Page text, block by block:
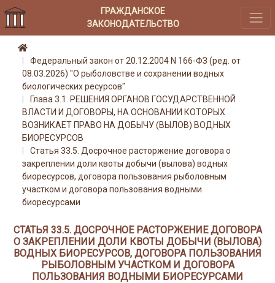
ГРАЖДАНСКОЕ
ЗАКОНОДАТЕЛЬСТВО
Федеральный закон от 20.12.2004 N 166-ФЗ (ред. от
08.03.2026) "О рыболовстве и сохранении водных
биологических ресурсов"
Глава 3.1. РЕШЕНИЯ ОРГАНОВ ГОСУДАРСТВЕННОЙ
ВЛАСТИ И ДОГОВОРЫ, НА ОСНОВАНИИ КОТОРЫХ
ВОЗНИКАЕТ ПРАВО НА ДОБЫЧУ (ВЫЛОВ) ВОДНЫХ
БИОРЕСУРСОВ
Статья 33.5. Досрочное расторжение договора о
закреплении доли квоты добычи (вылова) водных
биоресурсов, договора пользования рыболовным
участком и договора пользования водными
биоресурсами
СТАТЬЯ 33.5. ДОСРОЧНОЕ РАСТОРЖЕНИЕ ДОГОВОРА
О ЗАКРЕПЛЕНИИ ДОЛИ КВОТЫ ДОБЫЧИ (ВЫЛОВА)
ВОДНЫХ БИОРЕСУРСОВ, ДОГОВОРА ПОЛЬЗОВАНИЯ
РЫБОЛОВНЫМ УЧАСТКОМ И ДОГОВОРА
ПОЛЬЗОВАНИЯ ВОДНЫМИ БИОРЕСУРСАМИ